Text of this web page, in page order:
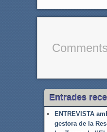
Entrades
ENTREVISTA
gestora de la